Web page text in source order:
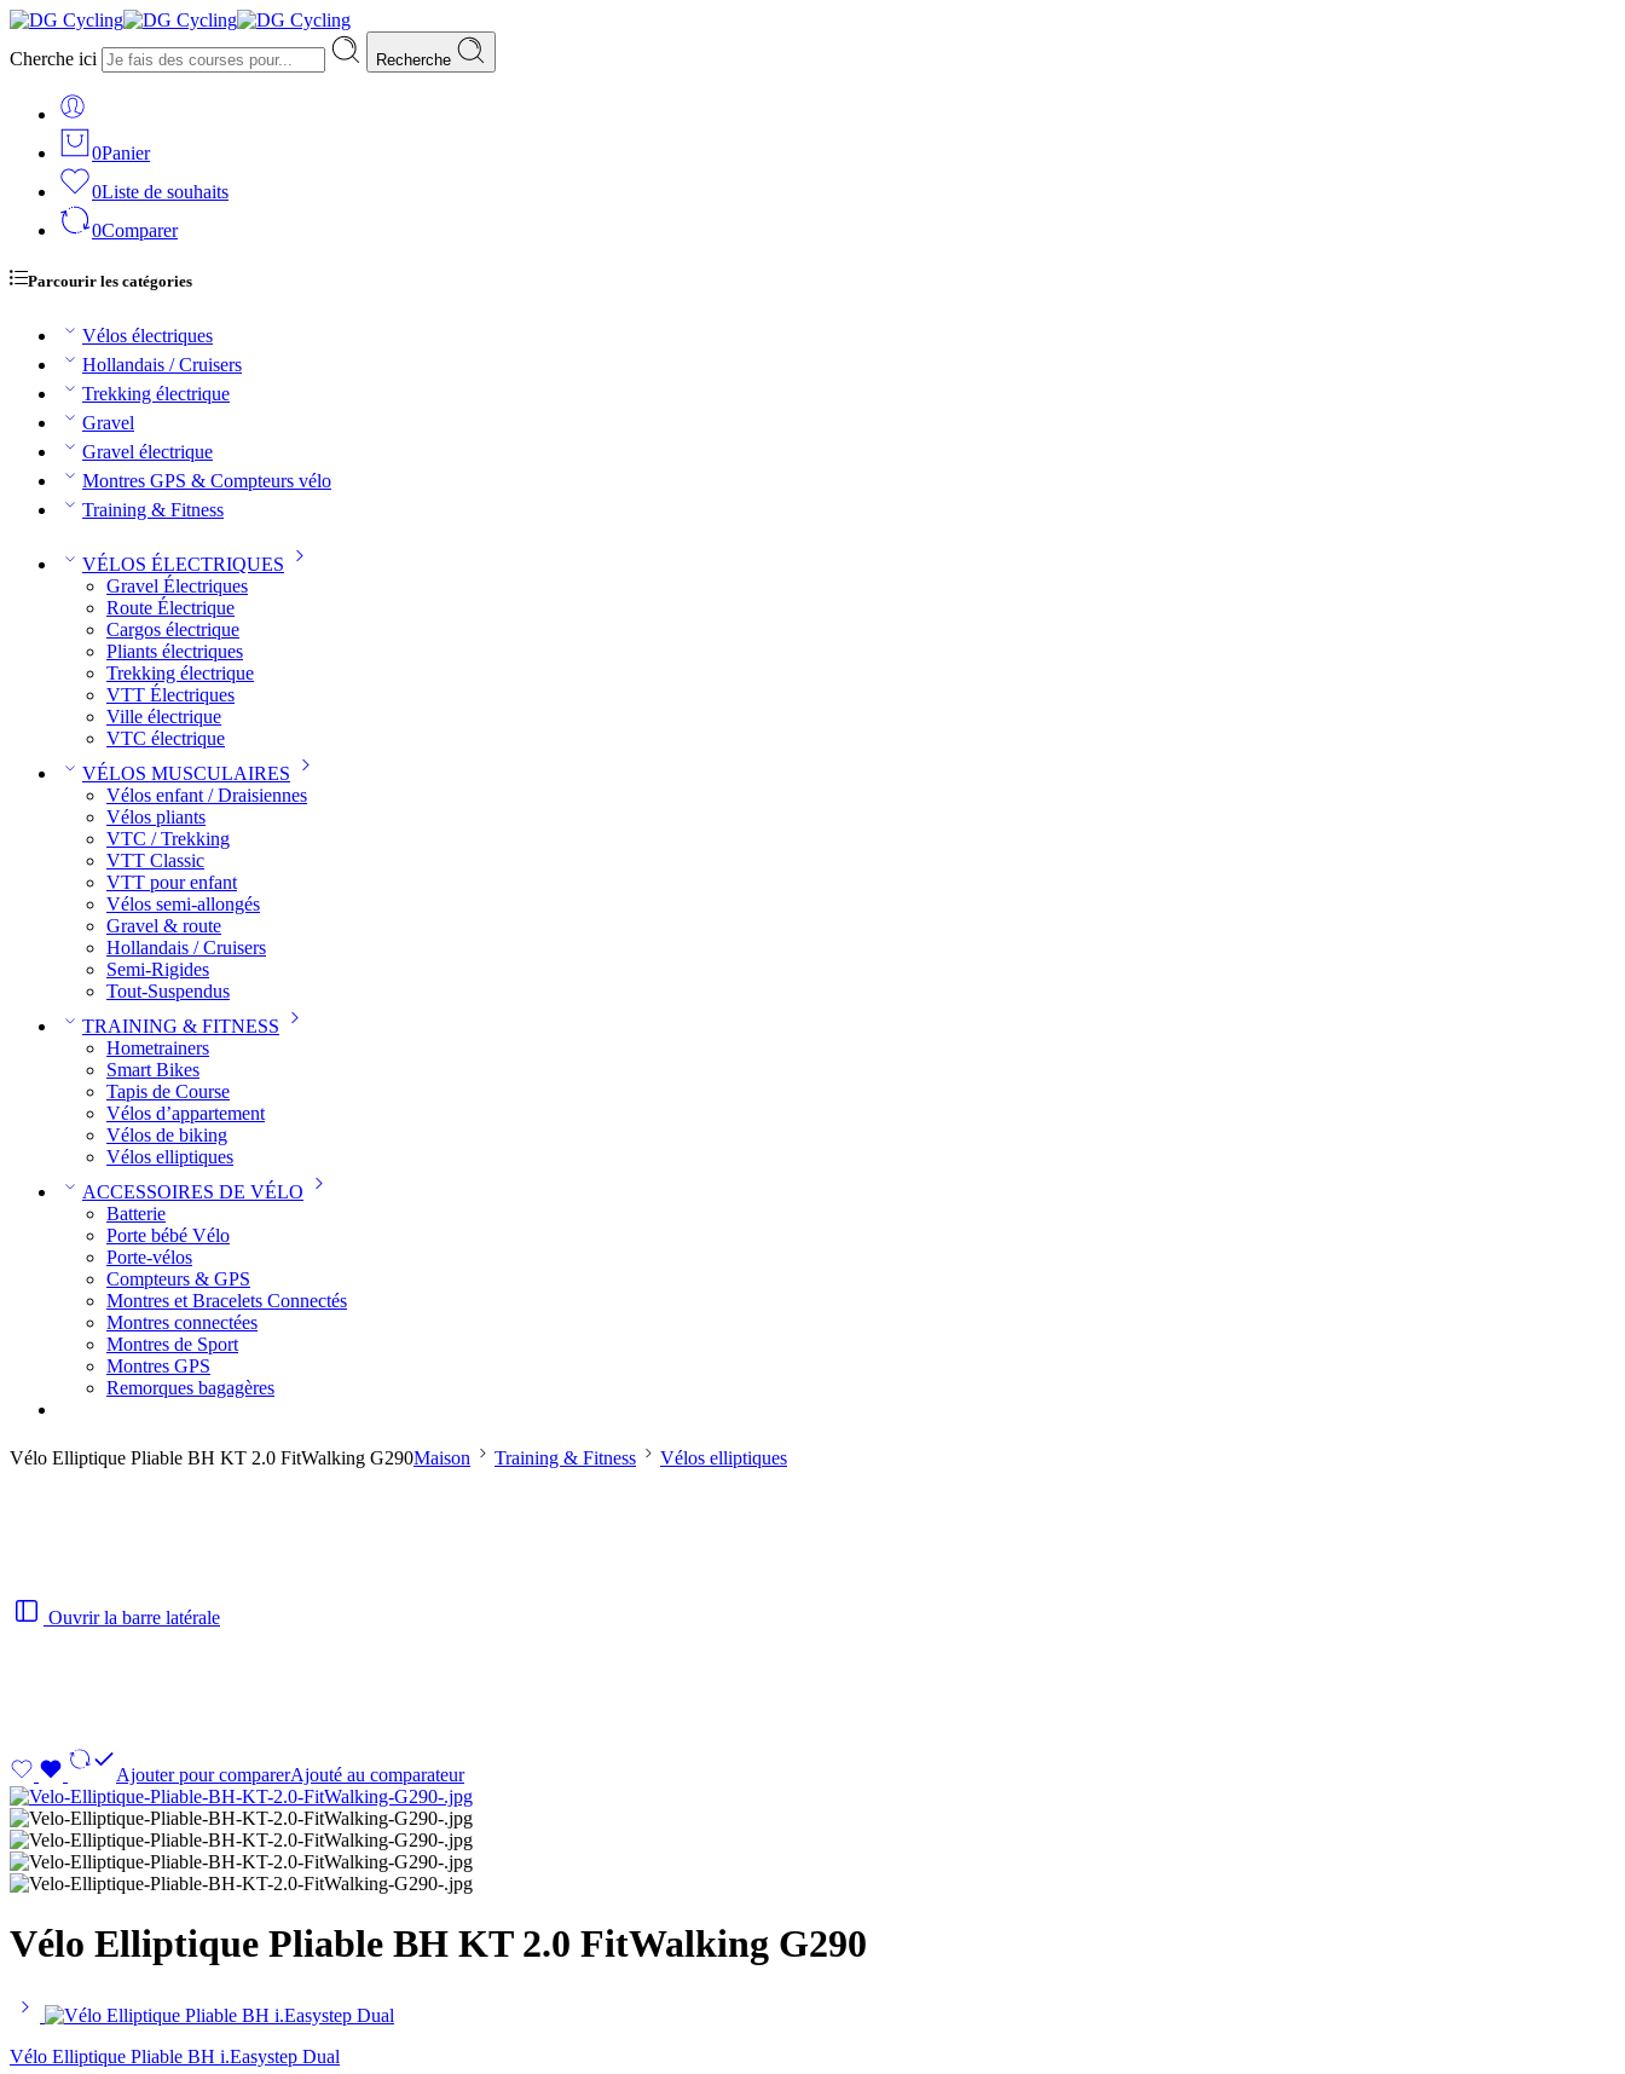
Cherche ici Recherche
0Panier
0Liste de souhaits
0Comparer
Parcourir les catégories
Vélos électriques
Hollandais / Cruisers
Trekking électrique
Gravel
Gravel électrique
Montres GPS & Compteurs vélo
Training & Fitness
VÉLOS ÉLECTRIQUES
Gravel Électriques
Route Électrique
Cargos électrique
Pliants électriques
Trekking électrique
VTT Électriques
Ville électrique
VTC électrique
VÉLOS MUSCULAIRES
Vélos enfant / Draisiennes
Vélos pliants
VTC / Trekking
VTT Classic
VTT pour enfant​
Vélos semi-allongés
Gravel & route
Hollandais / Cruisers
Semi-Rigides
Tout-Suspendus
TRAINING & FITNESS
Hometrainers
Smart Bikes
Tapis de Course
Vélos d’appartement
Vélos de biking
Vélos elliptiques
ACCESSOIRES DE VÉLO
Batterie
Porte bébé Vélo
Porte-vélos
Compteurs & GPS
Montres et Bracelets Connectés
Montres connectées
Montres de Sport
Montres GPS
Remorques bagagères
Vélo Elliptique Pliable BH KT 2.0 FitWalking G290Maison Training & Fitness Vélos elliptiques
Ouvrir la barre latérale
Ajouter pour comparerAjouté au comparateur
Vélo Elliptique Pliable BH KT 2.0 FitWalking G290
Vélo Elliptique Pliable BH i.Easystep Dual